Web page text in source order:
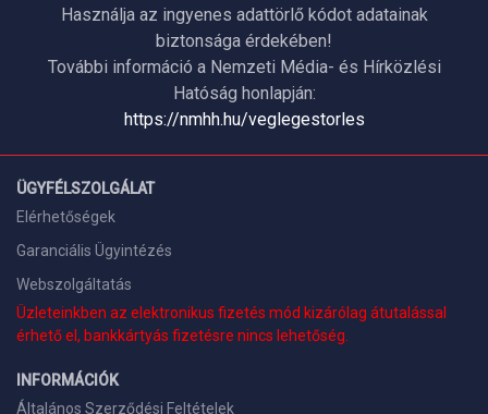
Használja az ingyenes adattörlő kódot adatainak
biztonsága érdekében!
További információ a Nemzeti Média- és Hírközlési
Hatóság honlapján:
https://nmhh.hu/veglegestorles
ÜGYFÉLSZOLGÁLAT
Elérhetőségek
Garanciális Ügyintézés
Webszolgáltatás
Üzleteinkben az elektronikus fizetés mód kizárólag átutalással
érhető el, bankkártyás fizetésre nincs lehetőség.
INFORMÁCIÓK
Általános Szerződési Feltételek